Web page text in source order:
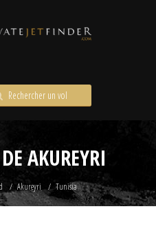
Rechercher un vol
AKUREYRI
Akureyri Tunisia